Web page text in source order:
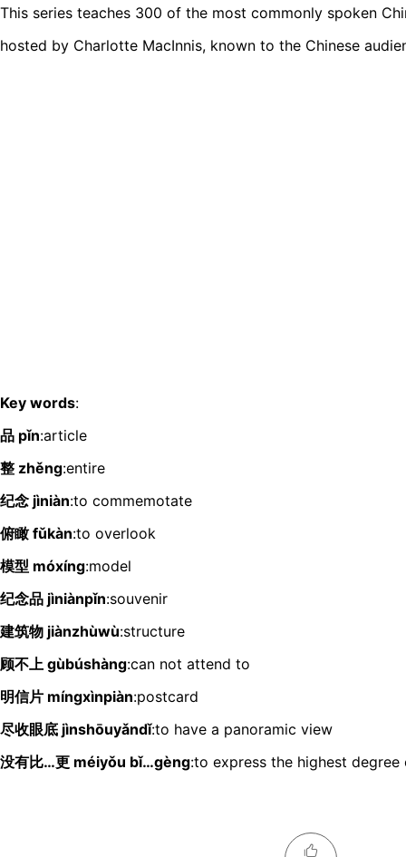
This series teaches 300 of the most commonly spoken
hosted by Charlotte MacInnis, known to the Chinese
Key words:
品 pǐn:article
整 zhěng:entire
纪念 jìniàn:to commemotate
俯瞰 fǔkàn:to overlook
模型 móxíng:model
纪念品 jìniànpǐn:souvenir
建筑物 jiànzhùwù:structure
顾不上 gùbúshàng:can not attend to
明信片 míngxìnpiàn:postcard
尽收眼底 jìnshōuyǎndǐ:to have a panoramic view
没有比…更 méiyǒu bǐ…gèng:to express the highest degree